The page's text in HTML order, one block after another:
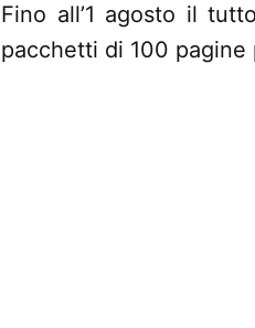
Fino all’1 agosto il
pacchetti di 100 pagine